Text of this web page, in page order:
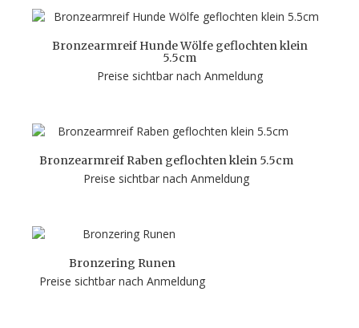
Bronzearmreif Hunde Wölfe geflochten klein
5.5cm
Preise sichtbar nach Anmeldung
Bronzearmreif Raben geflochten klein 5.5cm
Preise sichtbar nach Anmeldung
Bronzering Runen
Preise sichtbar nach Anmeldung